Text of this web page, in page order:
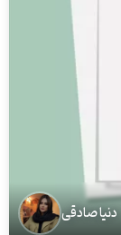
دنیا صادقی